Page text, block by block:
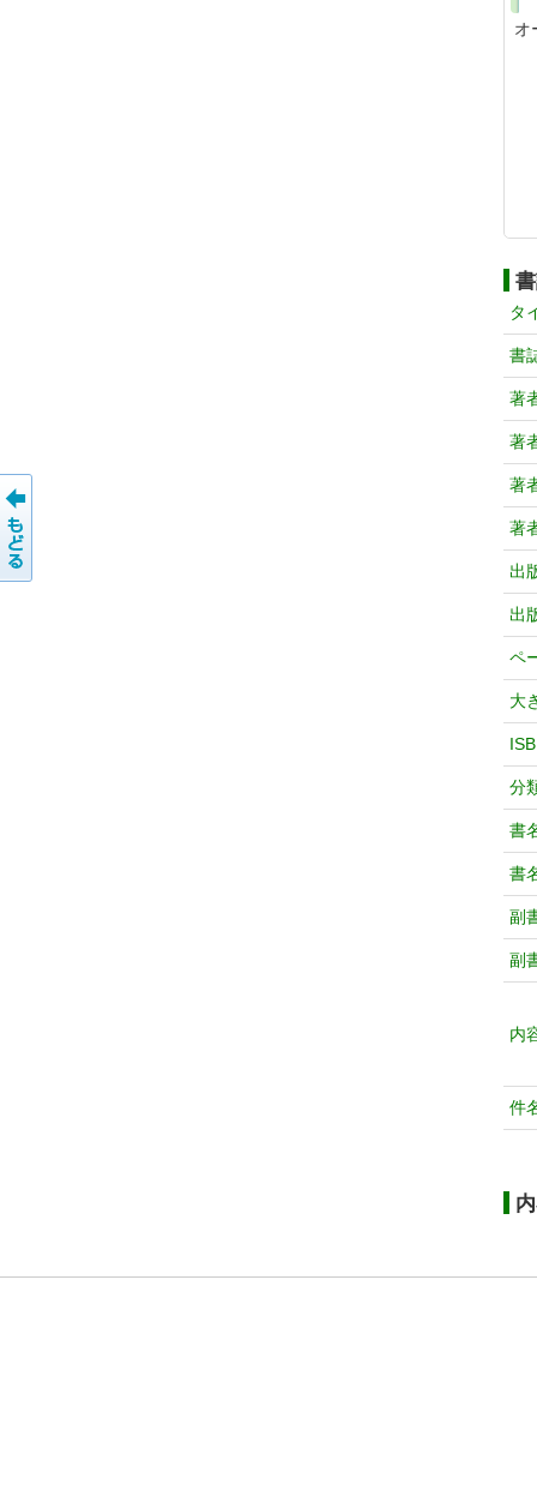
オ
タ
書
著
著
著
著
出
出
ペ
大
分
書
書
副
副
内
件